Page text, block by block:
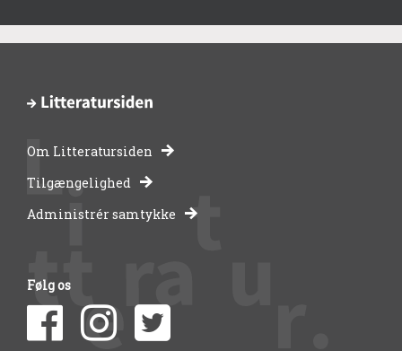
-
bibliotekernes
side
om
Om Litteratursiden
Tilgængelighed
Administrér samtykke
Følg os